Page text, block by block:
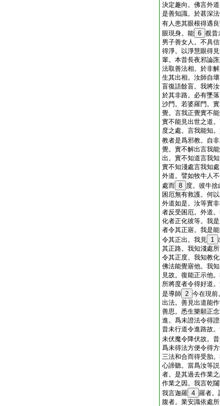
決定趣向。佛言外
是善知識。於甚深
有人患其眼根得遇
眼現身。能 6 覩昔
男子善女人。不具
得淨。以淨慧眼得
輩。本昔長夜邪論
法取善法相。於非
生其出相。汝師自
盲復語餘盲。我將
於其非路。必有墜
沙門。若婆羅門。
覺。言我正覺實不
實不能見出世之道
度之處。言我能知
教者是爲邪教。自
覺。實不解出言我
出。實不知道言我
實不知淺處言我知
外道。譬如牧牛人
處而 8 度。彼牛
困厄無有救護。何
外道如是。汝等實
者反受困厄。外道
化者正化彼等。我
者令其正寤。我是
令其正出。我見 1
其正路。我知淺處
令其正度。我知教
佛法能覺寤他。我
見故。復能正示他
所將度者令得好道
是導師 2 今在現前
出法。善見出道能
善思。悉生樂願正
進。爲未證法令得
昔未行道令進路故
未伏魔令降伏故。
爲未得法方便令得
三法和合而得受胎
心諦聽。當爲汝等
者。是其過去作業
作業之因。我言乾
我言迦羅 4 羅者。
腹者。業安識依處